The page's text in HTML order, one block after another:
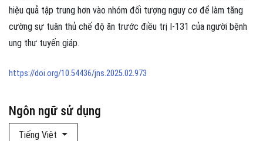
Ngôn ngữ sử dụng
Tiếng Việt
hiệu quả tập trung hơn vào nhóm đối tượng nguy cơ để làm tăng
cường sự tuân thủ chế độ ăn trước điều trị I-131 của người bệnh
ung thư tuyến giáp.
https://doi.org/10.54436/jns.2025.02.973